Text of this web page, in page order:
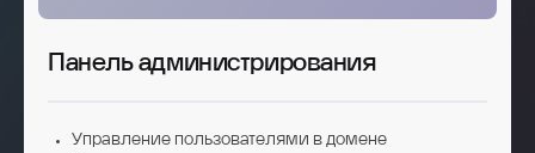
Панель администрирования
Управление пользователями в домене